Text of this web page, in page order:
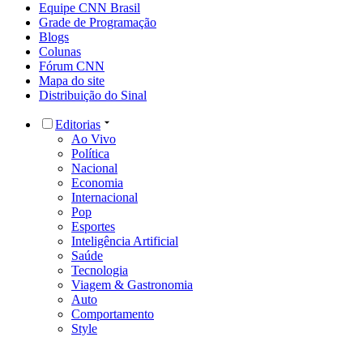
Equipe CNN Brasil
Grade de Programação
Blogs
Colunas
Fórum CNN
Mapa do site
Distribuição do Sinal
Editorias
Ao Vivo
Política
Nacional
Economia
Internacional
Pop
Esportes
Inteligência Artificial
Saúde
Tecnologia
Viagem & Gastronomia
Auto
Comportamento
Style